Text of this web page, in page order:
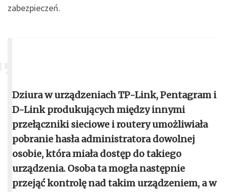
zabezpieczeń.
Dziura w urządzeniach TP-Link, Pentagram i
D-Link produkujących między innymi
przełączniki sieciowe i routery umożliwiała
pobranie hasła administratora dowolnej
osobie, która miała dostęp do takiego
urządzenia. Osoba ta mogła następnie
przejąć kontrolę nad takim urządzeniem, a w